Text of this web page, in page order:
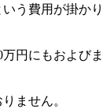
う費用が掛かり
円にもおよびま
ません。